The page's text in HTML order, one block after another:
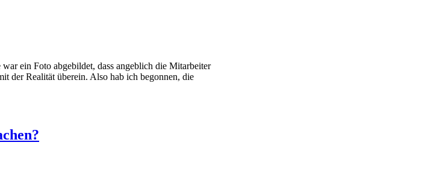
ein Foto abgebildet, dass angeblich die Mitarbeiter
der Realität überein. Also hab ich begonnen, die